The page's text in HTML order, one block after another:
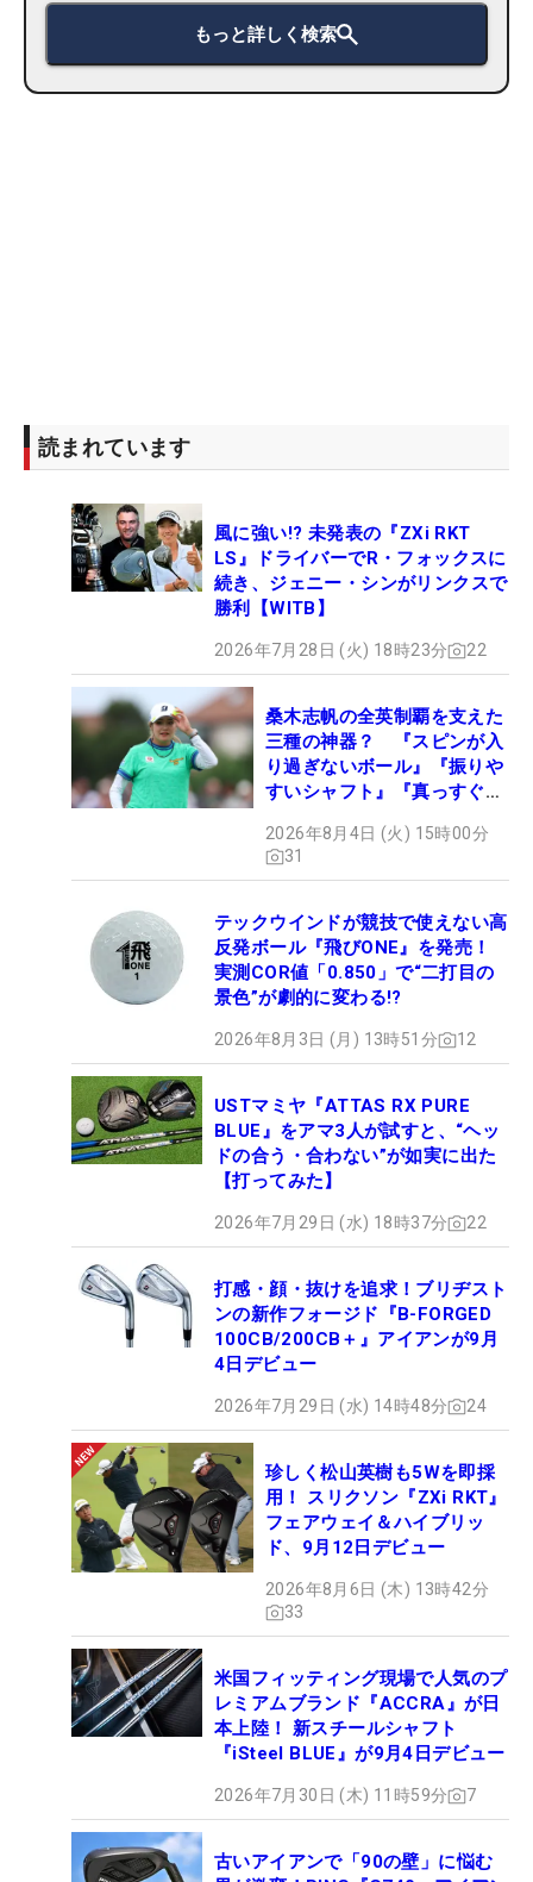
もっと詳しく検索
読まれています
風に強い!? 未発表の『ZXi RKT
LS』ドライバーでR・フォックスに
続き、ジェニー・シンがリンクスで
勝利【WITB】
2026年7月28日 (火) 18時23分 22
桑木志帆の全英制覇を支えた
三種の神器？ 『スピンが入
り過ぎないボール』『振りや
すいシャフト』『真っすぐ飛
セッティング
2026年8月4日 (火) 15時00分
31
テックウインドが競技で使えない高
反発ボール『飛びONE』を発売！
実測COR値「0.850」で“二打目の
景色”が劇的に変わる!?
2026年8月3日 (月) 13時51分 12
USTマミヤ『ATTAS RX PURE
BLUE』をアマ3人が試すと、“ヘッ
ドの合う・合わない”が如実に出た
【打ってみた】
2026年7月29日 (水) 18時37分 22
打感・顔・抜けを追求！ブリヂスト
ンの新作フォージド『B-FORGED
100CB/200CB＋』アイアンが9月
4日デビュー
2026年7月29日 (水) 14時48分 24
珍しく松山英樹も5Wを即採
用！ スリクソン『ZXi RKT』
フェアウェイ＆ハイブリッ
ド、9月12日デビュー
2026年8月6日 (木) 13時42分
33
米国フィッティング現場で人気のプ
レミアムブランド『ACCRA』が日
本上陸！ 新スチールシャフト
『iSteel BLUE』が9月4日デビュー
2026年7月30日 (木) 11時59分 7
古いアイアンで「90の壁」に悩む